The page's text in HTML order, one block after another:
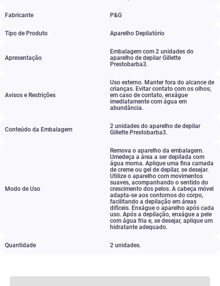
Fabricante P&G
Tipo de Produto Aparelho Depilatório
Apresentação
Embalagem com 2 unidades do
aparelho de depilar Gillette
Prestobarba3.
Avisos e Restrições
Uso externo. Manter fora do alcance de
crianças. Evitar contato com os olhos;
em caso de contato, enxágue
imediatamente com água em
abundância.
Conteúdo da Embalagem
2 unidades do aparelho de depilar
Gillette Prestobarba3.
Modo de Uso
Remova o aparelho da embalagem.
Umedeça a área a ser depilada com
água morna. Aplique uma fina camada
de creme ou gel de depilar, se desejar.
Utilize o aparelho com movimentos
suaves, acompanhando o sentido do
crescimento dos pelos. A cabeça móvel
adapta-se aos contornos do corpo,
facilitando a depilação em áreas
difíceis. Enxágue o aparelho após cada
uso. Após a depilação, enxágue a pele
com água fria e, se desejar, aplique um
hidratante adequado.
Quantidade 2 unidades.